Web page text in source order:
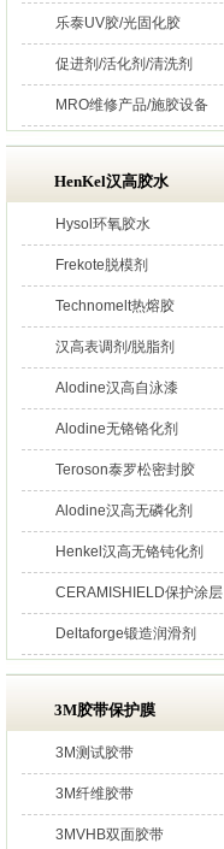
乐泰UV胶/光固化胶
促进剂/活化剂/清洗剂
MRO维修产品/施胶设备
HenKel汉高胶水
Hysol环氧胶水
Frekote脱模剂
Technomelt热熔胶
汉高表调剂/脱脂剂
Alodine汉高自泳漆
Alodine无铬铬化剂
Teroson泰罗松密封胶
Alodine汉高无磷化剂
Henkel汉高无铬钝化剂
CERAMISHIELD保护涂层
Deltaforge锻造润滑剂
3M胶带保护膜
3M测试胶带
3M纤维胶带
3MVHB双面胶带